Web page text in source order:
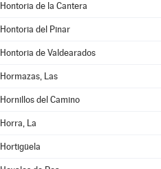
Hontoria de la Cantera
Hontoria del Pinar
Hontoria de Valdearados
Hormazas, Las
Hornillos del Camino
Horra, La
Hortigüela